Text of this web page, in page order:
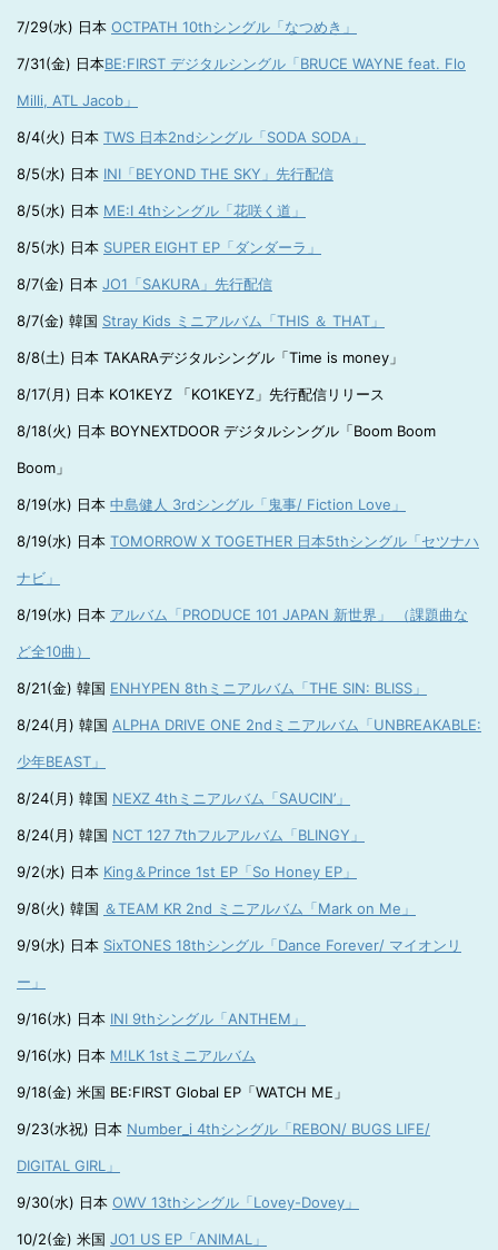
7/29(水) 日本 OCTPATH 10thシングル「なつめき」
7/31(金) 日本BE:FIRST デジタルシングル「BRUCE WAYNE feat. Flo
Milli, ATL Jacob」
8/4(火) 日本 TWS 日本2ndシングル「SODA SODA」
8/5(水) 日本 INI「BEYOND THE SKY」先行配信
8/5(水) 日本 ME:I 4thシングル「花咲く道」
8/5(水) 日本 SUPER EIGHT EP「ダンダーラ」
8/7(金) 日本 JO1「SAKURA」先行配信
8/7(金) 韓国 Stray Kids ミニアルバム「THIS ＆ THAT」
8/8(土) 日本 TAKARAデジタルシングル「Time is money」
8/17(月) 日本 KO1KEYZ 「KO1KEYZ」先行配信リリース
8/18(火) 日本 BOYNEXTDOOR デジタルシングル「Boom Boom
Boom」
8/19(水) 日本 中島健人 3rdシングル「鬼事/ Fiction Love」
8/19(水) 日本 TOMORROW X TOGETHER 日本5thシングル「セツナハ
ナビ」
8/19(水) 日本 アルバム「PRODUCE 101 JAPAN 新世界」 （課題曲な
ど全10曲）
8/21(金) 韓国 ENHYPEN 8thミニアルバム「THE SIN: BLISS」
8/24(月) 韓国 ALPHA DRIVE ONE 2ndミニアルバム「UNBREAKABLE:
少年BEAST」
8/24(月) 韓国 NEXZ 4thミニアルバム「SAUCIN’」
8/24(月) 韓国 NCT 127 7thフルアルバム「BLINGY」
9/2(水) 日本 King＆Prince 1st EP「So Honey EP」
9/8(火) 韓国 ＆TEAM KR 2nd ミニアルバム「Mark on Me」
9/9(水) 日本 SixTONES 18thシングル「Dance Forever/ マイオンリ
ー」
9/16(水) 日本 INI 9thシングル「ANTHEM」
9/16(水) 日本 M!LK 1stミニアルバム
9/18(金) 米国 BE:FIRST Global EP「WATCH ME」
9/23(水祝) 日本 Number_i 4thシングル「REBON/ BUGS LIFE/
DIGITAL GIRL」
9/30(水) 日本 OWV 13thシングル「Lovey-Dovey」
10/2(金) 米国 JO1 US EP「ANIMAL」